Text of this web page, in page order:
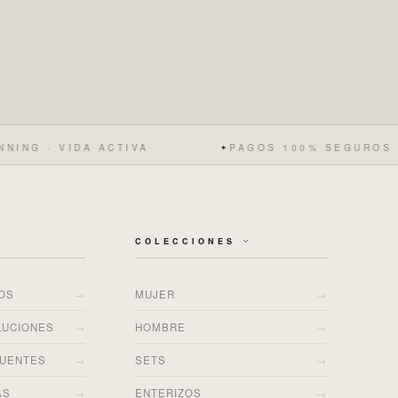
ACTIVA ✦ PAGOS 100% SEGUROS ✦
→
→
→
→
COLECCIONES
MUJER →
HOMBRE →
SETS →
ENTERIZOS →